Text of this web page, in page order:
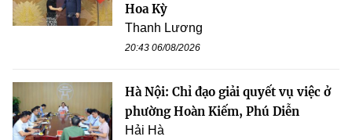
Hoa Kỳ
Thanh Lương
20:43 06/08/2026
Hà Nội: Chỉ đạo giải quyết vụ việc ở
phường Hoàn Kiếm, Phú Diễn
Hải Hà